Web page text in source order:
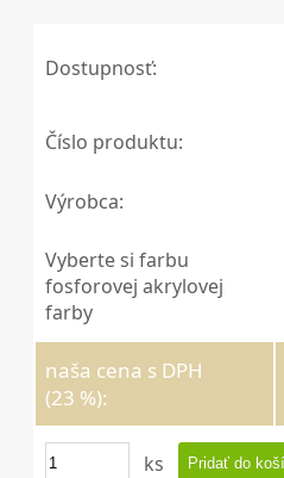
Dostupnosť:
Číslo produktu:
Výrobca:
Vyberte si farbu
fosforovej akrylovej
farby
naša cena s DPH
(23 %):
ks